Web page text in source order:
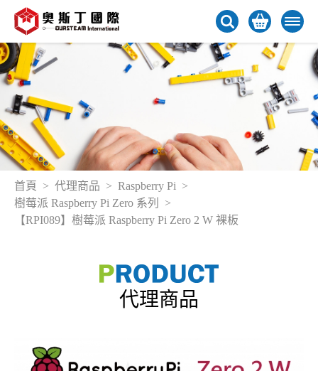
首頁 代理商品
Raspberry Pi
樹莓派 Raspberry Pi Zero 系列
【RPI089】樹莓派 Raspberry Pi Zero 2 W 裸板
代理商品